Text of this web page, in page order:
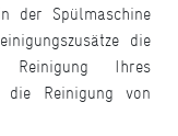
der Spülmaschine
die
Ihres
die Reinigung von